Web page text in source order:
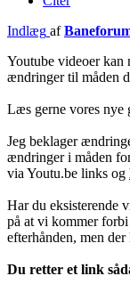
Indlæg af
Youtube videoer kan
ændringer til måden
Læs gerne vores nye
Jeg beklager
ændringer i måden
via Youtu.be links og
Har du eksisterende
på at vi kommer
efterhånden, men
Du retter et link